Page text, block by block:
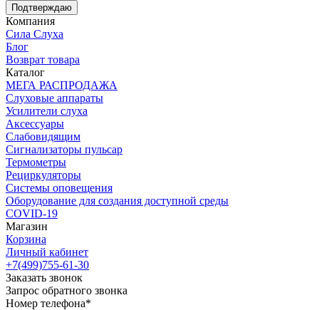
Подтверждаю
Компания
Сила Слуха
Блог
Возврат товара
Каталог
МЕГА РАСПРОДАЖА
Слуховые аппараты
Усилители слуха
Аксессуары
Слабовидящим
Сигнализаторы пульсар
Термометры
Рециркуляторы
Cистемы оповещения
Оборудование для создания доступной среды
COVID-19
Магазин
Корзина
Личный кабинет
+7(499)755-61-30
Заказать звонок
Запрос обратного звонка
Номер телефона*